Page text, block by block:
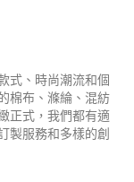
式、時尚潮流和個
棉布、滌綸、混紡
正式，我們都有適
製服務和多樣的創